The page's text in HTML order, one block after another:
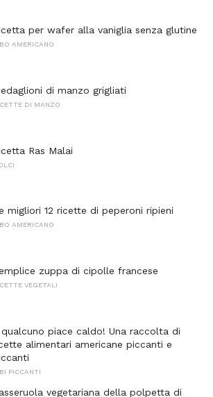
per wafer alla vaniglia senza glutine
AMERICANO
di manzo grigliati
DI MANZO
Ras Malai
migliori 12 ricette di peperoni ripieni
AMERICANO
zuppa di cipolle francese
VEGETALI
qualcuno piace caldo! Una raccolta di
alimentari americane piccanti e
PICCANTI
vegetariana della polpetta di